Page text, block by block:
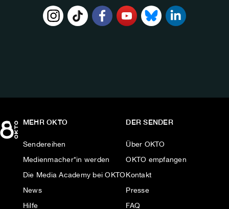
MEHR OKTO
Sendereihen
Medienmacher*in werden
Die Media Academy bei OKTO
News
Hilfe
DER SENDER
Über OKTO
OKTO empfangen
Kontakt
Presse
FAQ